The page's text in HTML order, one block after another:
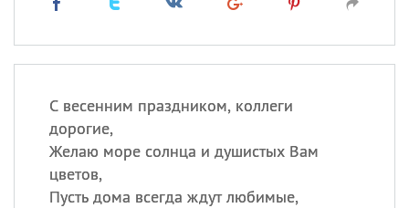
С весенним праздником, коллеги
дорогие,
Желаю море солнца и душистых Вам
цветов,
Пусть дома всегда ждут любимые,